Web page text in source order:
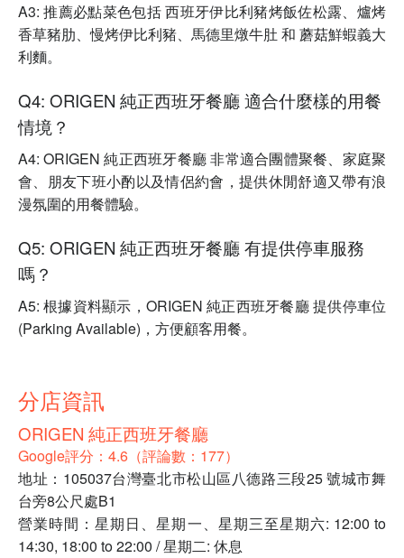
A3: 推薦必點菜色包括 西班牙伊比利豬烤飯佐松露、爐烤
香草豬肋、慢烤伊比利豬、馬德里燉牛肚 和 蘑菇鮮蝦義大
利麵。
Q4: ORIGEN 純正西班牙餐廳 適合什麼樣的用餐
情境？
A4: ORIGEN 純正西班牙餐廳 非常適合團體聚餐、家庭聚
會、朋友下班小酌以及情侶約會，提供休閒舒適又帶有浪
漫氛圍的用餐體驗。
Q5: ORIGEN 純正西班牙餐廳 有提供停車服務
嗎？
A5: 根據資料顯示，ORIGEN 純正西班牙餐廳 提供停車位
(Parking Available)，方便顧客用餐。
分店資訊
ORIGEN 純正西班牙餐廳
Google評分：4.6（評論數：177）
地址：105037台灣臺北市松山區八德路三段25 號城市舞
台旁8公尺處B1
營業時間：星期日、星期一、星期三至星期六: 12:00 to
14:30, 18:00 to 22:00 / 星期二: 休息